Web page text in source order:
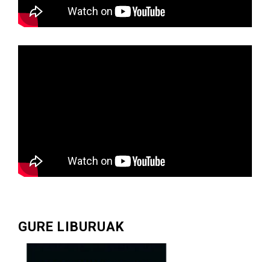
GURE LIBURUAK